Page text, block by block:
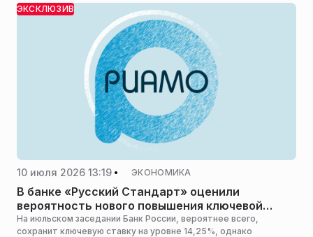
ЭКСКЛЮЗИВ
10 июля 2026 13:19 ЭКОНОМИКА
В банке «Русский Стандарт» оценили
вероятность нового повышения ключевой
ставки
На июльском заседании Банк России, вероятнее всего,
сохранит ключевую ставку на уровне 14,25%, однако